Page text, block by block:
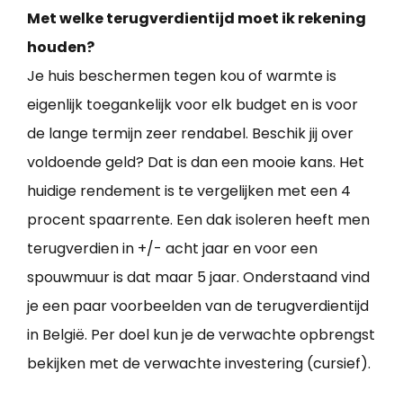
Met welke terugverdientijd moet ik rekening
houden?
Je huis beschermen tegen kou of warmte is
eigenlijk toegankelijk voor elk budget en is voor
de lange termijn zeer rendabel. Beschik jij over
voldoende geld? Dat is dan een mooie kans. Het
huidige rendement is te vergelijken met een 4
procent spaarrente. Een dak isoleren heeft men
terugverdien in +/- acht jaar en voor een
spouwmuur is dat maar 5 jaar. Onderstaand vind
je een paar voorbeelden van de terugverdientijd
in België. Per doel kun je de verwachte opbrengst
bekijken met de verwachte investering (cursief).